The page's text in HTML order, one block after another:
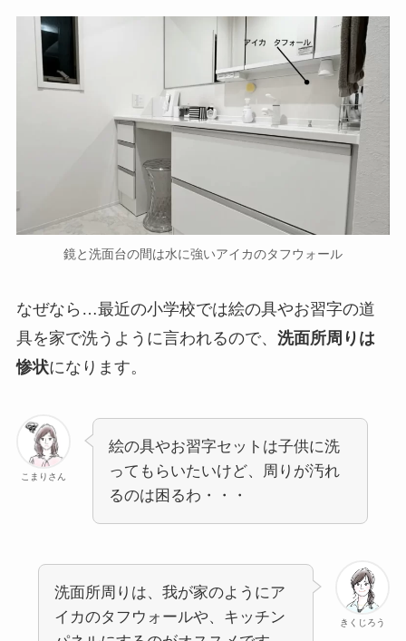
鏡と洗面台の間は水に強いアイカのタフウォール
なぜなら…最近の小学校では絵の具やお習字の道
具を家で洗うように言われるので、 洗面所周りは
惨状になります。
こまりさん
絵の具やお習字セットは子供に洗
ってもらいたいけど、周りが汚れ
るのは困るわ・・・
きくじろう
洗面所周りは、我が家のようにア
イカのタフウォールや、キッチン